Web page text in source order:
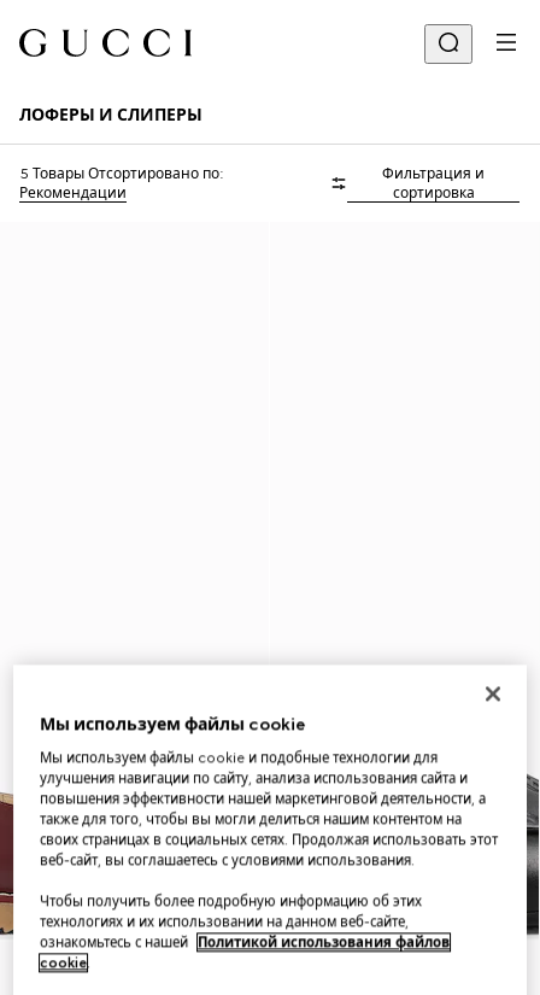
ЛОФЕРЫ И СЛИПЕРЫ
5 Товары Отсортировано по:
Рекомендации
Фильтрация и
сортировка
Мы используем файлы cookie
Мы используем файлы cookie и подобные технологии для
улучшения навигации по сайту, анализа использования сайта и
повышения эффективности нашей маркетинговой деятельности, а
также для того, чтобы вы могли делиться нашим контентом на
своих страницах в социальных сетях. Продолжая использовать этот
веб-сайт, вы соглашаетесь с условиями использования.
Чтобы получить более подробную информацию об этих
технологиях и их использовании на данном веб-сайте,
ознакомьтесь с нашей
Политикой использования файлов
cookie.